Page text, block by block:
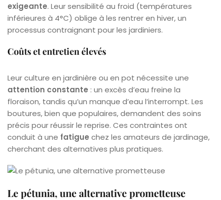
exigeante. Leur sensibilité au froid (températures
inférieures à 4°C) oblige à les rentrer en hiver, un
processus contraignant pour les jardiniers.
Coûts et entretien élevés
Leur culture en jardinière ou en pot nécessite une
attention constante : un excès d’eau freine la
floraison, tandis qu’un manque d’eau l’interrompt. Les
boutures, bien que populaires, demandent des soins
précis pour réussir le reprise. Ces contraintes ont
conduit à une fatigue chez les amateurs de jardinage,
cherchant des alternatives plus pratiques.
Le pétunia, une alternative prometteuse